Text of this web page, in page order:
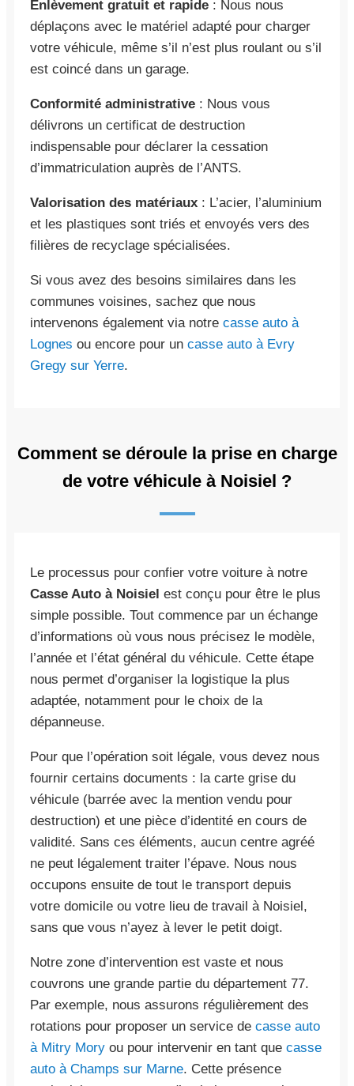
Enlèvement gratuit et rapide : Nous nous
déplaçons avec le matériel adapté pour charger
votre véhicule, même s’il n’est plus roulant ou s’il
est coincé dans un garage.
Conformité administrative : Nous vous
délivrons un certificat de destruction
indispensable pour déclarer la cessation
d’immatriculation auprès de l’ANTS.
Valorisation des matériaux : L’acier, l’aluminium
et les plastiques sont triés et envoyés vers des
filières de recyclage spécialisées.
Si vous avez des besoins similaires dans les
communes voisines, sachez que nous
intervenons également via notre casse auto à
Lognes ou encore pour un casse auto à Evry
Gregy sur Yerre.
Comment se déroule la prise en charge
de votre véhicule à Noisiel ?
Le processus pour confier votre voiture à notre
Casse Auto à Noisiel est conçu pour être le plus
simple possible. Tout commence par un échange
d’informations où vous nous précisez le modèle,
l’année et l’état général du véhicule. Cette étape
nous permet d’organiser la logistique la plus
adaptée, notamment pour le choix de la
dépanneuse.
Pour que l’opération soit légale, vous devez nous
fournir certains documents : la carte grise du
véhicule (barrée avec la mention vendu pour
destruction) et une pièce d’identité en cours de
validité. Sans ces éléments, aucun centre agréé
ne peut légalement traiter l’épave. Nous nous
occupons ensuite de tout le transport depuis
votre domicile ou votre lieu de travail à Noisiel,
sans que vous n’ayez à lever le petit doigt.
Notre zone d’intervention est vaste et nous
couvrons une grande partie du département 77.
Par exemple, nous assurons régulièrement des
rotations pour proposer un service de casse auto
à Mitry Mory ou pour intervenir en tant que casse
auto à Champs sur Marne. Cette présence